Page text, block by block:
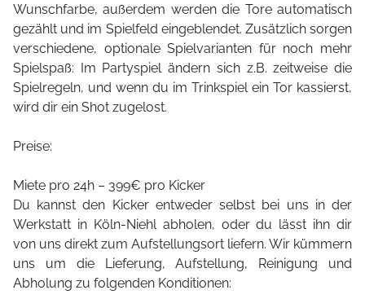
Wunschfarbe, außerdem werden die Tore automatisch
gezählt und im Spielfeld eingeblendet. Zusätzlich sorgen
verschiedene, optionale Spielvarianten für noch mehr
Spielspaß: Im Partyspiel ändern sich z.B. zeitweise die
Spielregeln, und wenn du im Trinkspiel ein Tor kassierst,
wird dir ein Shot zugelost.
Preise:
Miete pro 24h – 399€ pro Kicker
Du kannst den Kicker entweder selbst bei uns in der
Werkstatt in Köln-Niehl abholen, oder du lässt ihn dir
von uns direkt zum Aufstellungsort liefern. Wir kümmern
uns um die Lieferung, Aufstellung, Reinigung und
Abholung zu folgenden Konditionen: